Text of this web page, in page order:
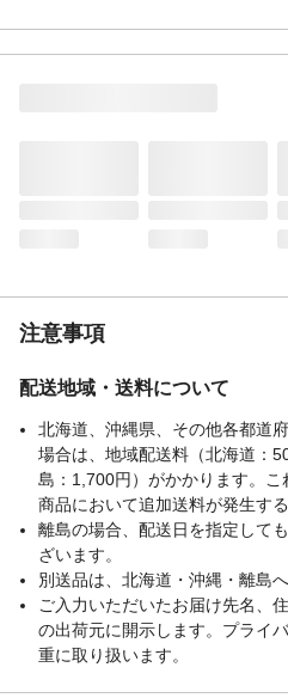
注意事項
配送地域・送料について
北海道、沖縄県、その他各都道
場合は、地域配送料（北海道：
島：1,700円）がかかります。
商品において追加送料が発生す
離島の場合、配送日を指定して
ざいます。
別送品は、北海道・沖縄・離島
ご入力いただいたお届け先名、
の出荷元に開示します。プライ
重に取り扱います。